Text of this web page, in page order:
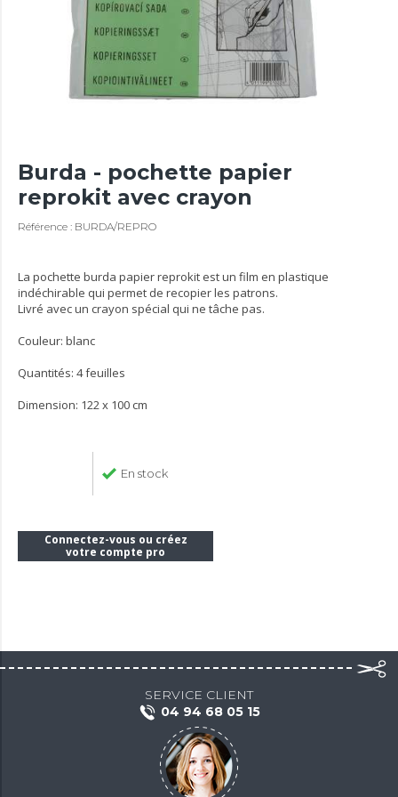
Burda - pochette papier
reprokit avec crayon
Référence : BURDA/REPRO
La pochette burda papier reprokit est un film en plastique
indéchirable qui permet de recopier les patrons.
Livré avec un crayon spécial qui ne tâche pas.
Couleur: blanc
Quantités: 4 feuilles
Dimension: 122 x 100 cm
En stock
Connectez-vous ou créez
votre compte pro
SERVICE CLIENT
04 94 68 05 15